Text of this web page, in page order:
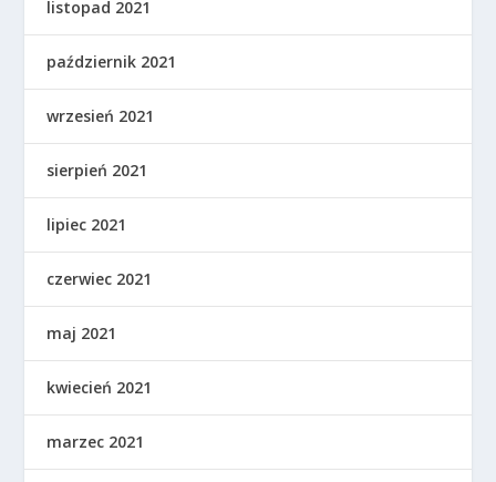
listopad 2021
październik 2021
wrzesień 2021
sierpień 2021
lipiec 2021
czerwiec 2021
maj 2021
kwiecień 2021
marzec 2021